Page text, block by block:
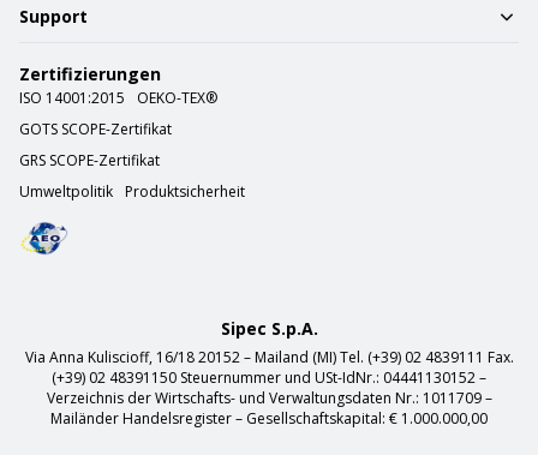
Support
Zertifizierungen
ISO 14001:2015
OEKO-TEX®
GOTS SCOPE-Zertifikat
GRS SCOPE-Zertifikat
Umweltpolitik
Produktsicherheit
Sipec S.p.A.
Via Anna Kuliscioff, 16/18 20152 – Mailand (MI) Tel. (+39) 02 4839111 Fax.
(+39) 02 48391150 Steuernummer und USt-IdNr.: 04441130152 –
Verzeichnis der Wirtschafts- und Verwaltungsdaten Nr.: 1011709 –
Mailänder Handelsregister – Gesellschaftskapital: € 1.000.000,00